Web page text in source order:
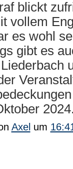
blickt
vollem
es wohl
gibt es
2024.
Axel um